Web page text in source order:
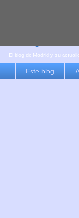
es por
El blog de Madrid y su
Este blog